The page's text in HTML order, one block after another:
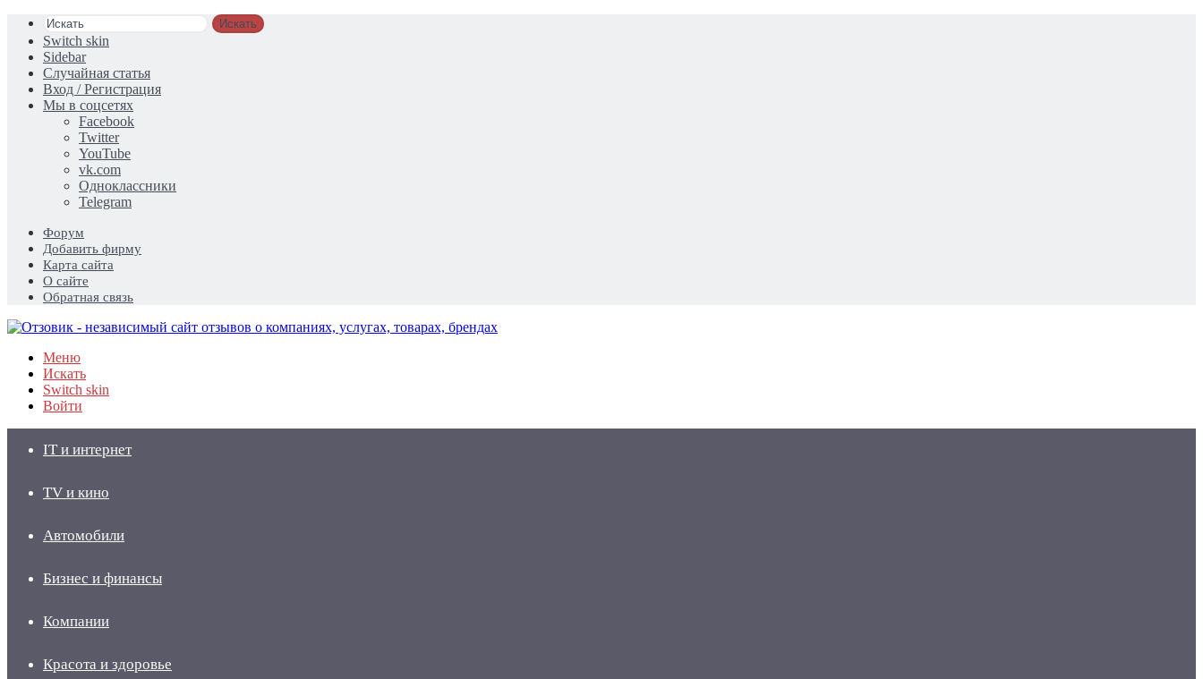
Искать
Switch skin
Sidebar
Случайная статья
Вход / Регистрация
Мы в соцсетях
Facebook
Twitter
YouTube
vk.com
Одноклассники
Telegram
Форум
Добавить фирму
Карта сайта
О сайте
Обратная связь
Меню
Искать
Switch skin
Войти
IT и интернет
TV и кино
Автомобили
Бизнес и финансы
Компании
Красота и здоровье